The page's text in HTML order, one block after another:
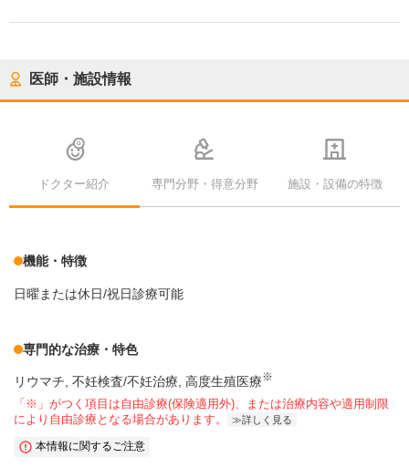
医師・施設情報
ドクター紹介 専門分野・得意分野 施設・設備の特徴
機能・特徴
日曜または休日/祝日診療可能
専門的な治療・特色
リウマチ 不妊検査/不妊治療 高度生殖医療※
「※」がつく項目は自由診療(保険適用外)、または治療内容や適用制限
により自由診療となる場合があります。
詳しく見る
本情報に関するご注意